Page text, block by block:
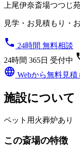
上尾伊奈斎場つつじ
見学・お見積もり・
phone 24時間 無料相談
24時間 365日 受付中
language Webから無料見積
施設について
ペット用火葬炉あり
この斎場の特徴